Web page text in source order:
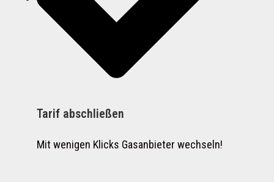
Tarif abschließen
Mit wenigen Klicks Gasanbieter wechseln!